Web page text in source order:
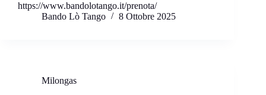
https://www.bandolotango.it/prenota/
Bando Lò Tango
8 Ottobre 2025
Milongas